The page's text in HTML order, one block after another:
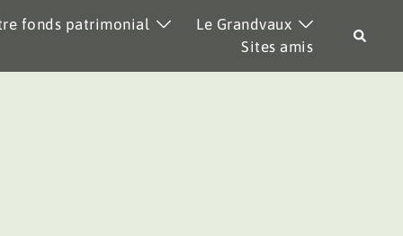
fonds patrimonial
Le Grandvaux
Sites amis